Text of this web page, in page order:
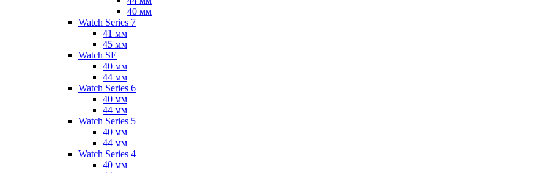
40 мм
Watch Series 7
41 мм
45 мм
Watch SE
40 мм
44 мм
Watch Series 6
40 мм
44 мм
Watch Series 5
40 мм
44 мм
Watch Series 4
40 мм